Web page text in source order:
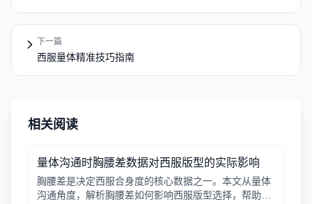
下一篇
西服量体精准技巧指南
相关阅读
量体沟通时胸腰差数据对西服版型的实际影响
胸腰差是决定西服合身度的核心数据之一。本文从量体
沟通角度，解析胸腰差如何影响西服版型选择，帮助行